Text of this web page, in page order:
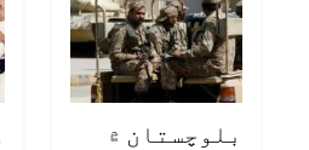
بلوچستان ۾